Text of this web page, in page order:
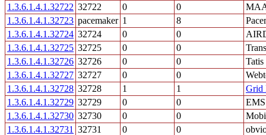
1.3.6.1.4.1.32722 32722 0 0
1.3.6.1.4.1.32723 pacemaker 1 8
1.3.6.1.4.1.32724 32724 0 0
1.3.6.1.4.1.32725 32725 0 0
1.3.6.1.4.1.32726 32726 0 0
Tatis
1.3.6.1.4.1.32727 32727 0 0
1.3.6.1.4.1.32728 32728 1 1
Grid
1.3.6.1.4.1.32729 32729 0 0
1.3.6.1.4.1.32730 32730 0 0
1.3.6.1.4.1.32731 32731 0 0